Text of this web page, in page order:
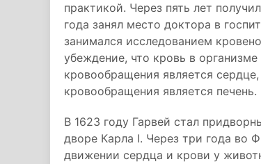
практикой. Через пять лет
года занял место доктора в
занимался исследованием
убеждение, что кровь в
кровообращения является
кровообращения является печень.
В 1623 году Гарвей стал
дворе Карла I. Через три года во
движении сердца и крови у